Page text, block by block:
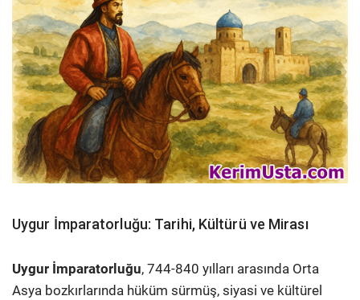
Uygur İmparatorluğu: Tarihi, Kültürü ve Mirası
Uygur İmparatorluğu, 744-840 yılları arasında Orta
Asya bozkırlarında hüküm sürmüş, siyasi ve kültürel